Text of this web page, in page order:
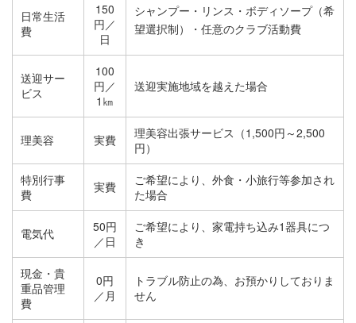
日常生活
費
150
円／
日
シャンプー・リンス・ボディソープ（希
望選択制）・任意のクラブ活動費
送迎サー
ビス
100
円／
1㎞
送迎実施地域を越えた場合
理美容 実費
理美容出張サービス（1,500円～2,500
円）
特別行事
費
実費
ご希望により、外食・小旅行等参加され
た場合
電気代
50円
／日
ご希望により、家電持ち込み1器具につ
き
現金・貴
重品管理
費
0円
／月
トラブル防止の為、お預かりしておりま
せん